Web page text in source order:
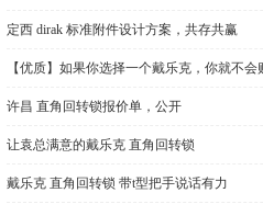
定西 dirak 标准附件设计方案，共存共赢
【优质】如果你选择一个戴乐克，你就不
许昌 直角回转锁报价单，公开
让袁总满意的戴乐克 直角回转锁
戴乐克 直角回转锁 带t型把手说话有力